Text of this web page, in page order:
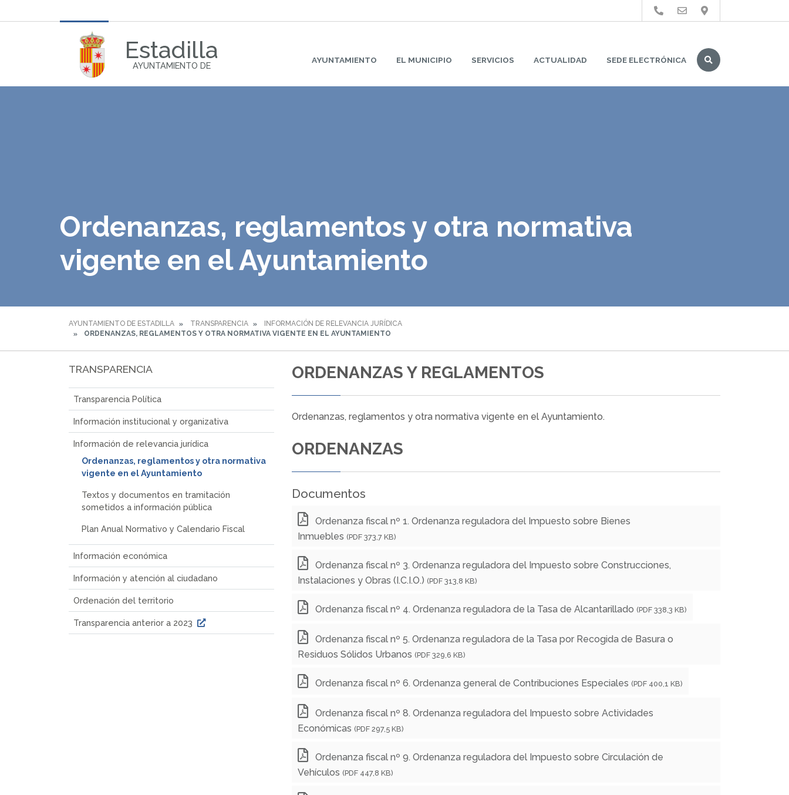
Estadilla
AYUNTAMIENTO DE
AYUNTAMIENTO EL MUNICIPIO SERVICIOS ACTUALIDAD SEDE ELECTRÓNICA
Buscar
Ordenanzas, reglamentos y otra normativa
vigente en el Ayuntamiento
AYUNTAMIENTO DE ESTADILLA TRANSPARENCIA
INFORMACIÓN DE RELEVANCIA JURÍDICA
ORDENANZAS, REGLAMENTOS Y OTRA NORMATIVA VIGENTE EN EL AYUNTAMIENTO
TRANSPARENCIA
Transparencia Política
Información institucional y organizativa
Información de relevancia jurídica
Ordenanzas, reglamentos y otra normativa
vigente en el Ayuntamiento
Textos y documentos en tramitación
sometidos a información pública
Plan Anual Normativo y Calendario Fiscal
Información económica
Información y atención al ciudadano
Ordenación del territorio
Transparencia anterior a 2023
ORDENANZAS Y REGLAMENTOS
Ordenanzas, reglamentos y otra normativa vigente en el Ayuntamiento.
ORDENANZAS
Documentos
Ordenanza fiscal nº 1. Ordenanza reguladora del Impuesto sobre Bienes
Inmuebles (PDF 373,7 KB)
Ordenanza fiscal nº 3. Ordenanza reguladora del Impuesto sobre Construcciones,
Instalaciones y Obras (I.C.I.O.) (PDF 313,8 KB)
Ordenanza fiscal nº 4. Ordenanza reguladora de la Tasa de Alcantarillado (PDF 338,3 KB)
Ordenanza fiscal nº 5. Ordenanza reguladora de la Tasa por Recogida de Basura o
Residuos Sólidos Urbanos (PDF 329,6 KB)
Ordenanza fiscal nº 6. Ordenanza general de Contribuciones Especiales (PDF 400,1 KB)
Ordenanza fiscal nº 8. Ordenanza reguladora del Impuesto sobre Actividades
Económicas (PDF 297,5 KB)
Ordenanza fiscal nº 9. Ordenanza reguladora del Impuesto sobre Circulación de
Vehículos (PDF 447,8 KB)